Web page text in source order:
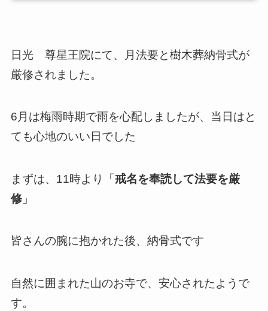
日光 尊星王院にて、月法要と樹木葬納骨式が
厳修されました。
6月は梅雨時期で雨を心配しましたが、当日はと
ても心地のいい日でした
まずは、11時より「戒名を奉読して法要を厳
修」
皆さんの腕に抱かれた後、納骨式です
自然に囲まれた山のお寺で、安心されたようで
す。